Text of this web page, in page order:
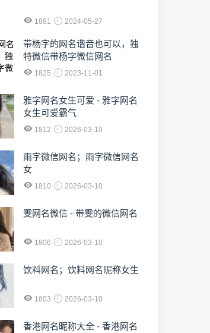
1881 2024-05-27
​带杨字的网名谐音也可以，独
特微信带杨字微信网名
1825 2023-11-01
雅字网名女生可爱 - 雅字网名
女生可爱霸气
1812 2026-03-10
雨字微信网名；雨字微信网名
女
1810 2026-03-10
雯网名微信 - 带雯的微信网名
1806 2026-03-10
饮料网名；饮料网名昵称女生
1803 2026-03-10
香港网名昵称大全 - 香港网名